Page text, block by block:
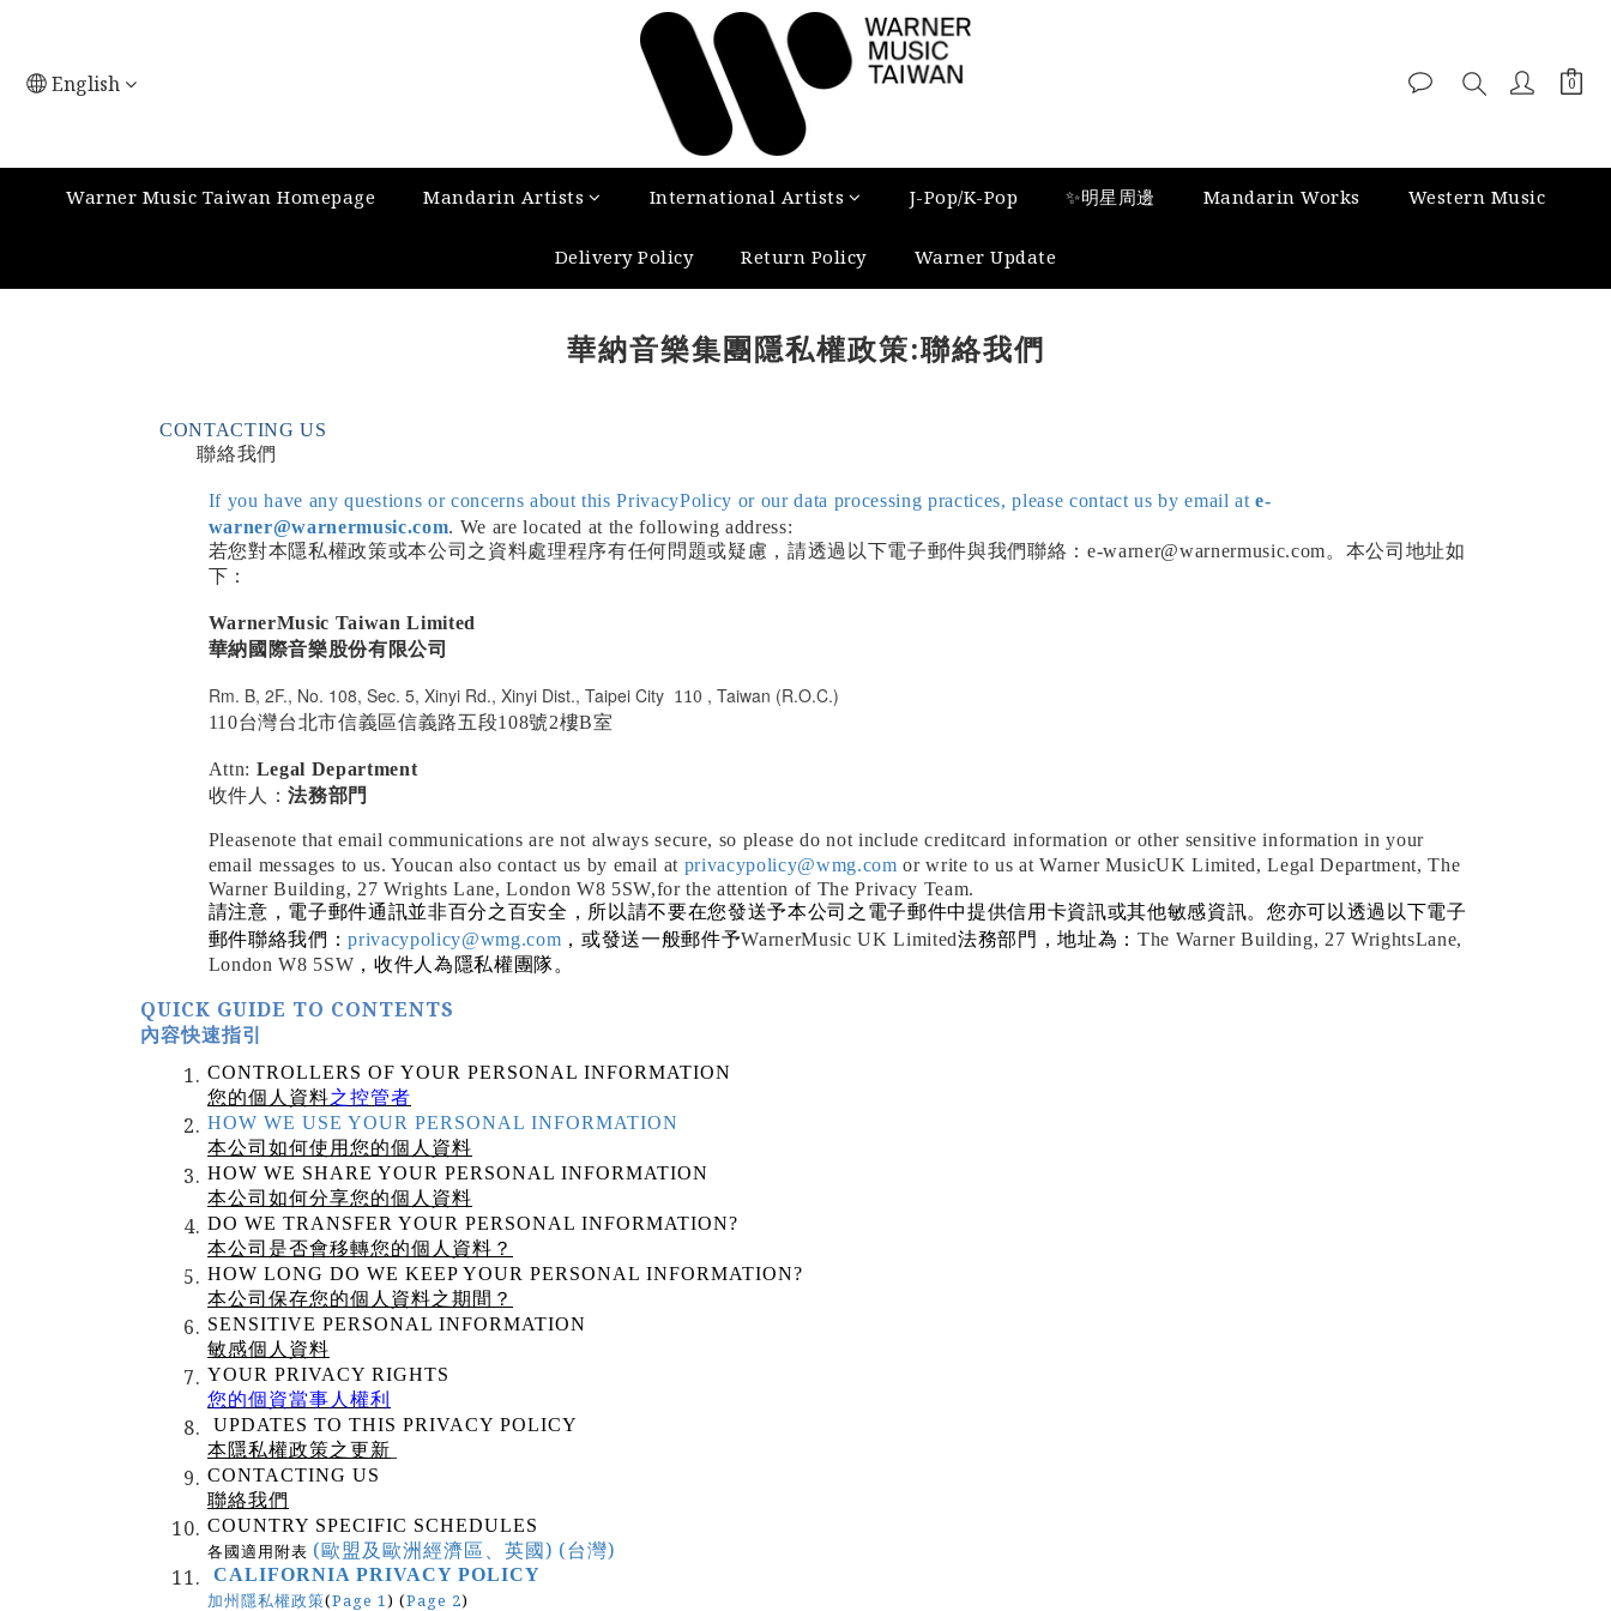
English
Warner Music Taiwan Homepage Mandarin Artists International Artists J-Pop/K-Pop ✨明星周邊 Mandarin Works Western Music
Delivery Policy Return Policy Warner Update
華納音樂集團隱私權政策:聯絡我們
CONTACTING US
聯絡我們
If you have any questions or concerns about this PrivacyPolicy or our data processing practices, please contact us by email ate-
warner@warnermusic.com. We are located at the following address:
若您對本隱私權政策或本公司之資料處理程序有任何問題或疑慮，請透過以下電子郵件與我們聯絡：e-warner@warnermusic.com。本公司地址如
下：
WarnerMusic Taiwan Limited
華納國際音樂股份有限公司
Rm. B, 2F., No. 108, Sec. 5, Xinyi Rd., Xinyi Dist., Taipei City 110 , Taiwan (R.O.C.)
110台灣台北市信義區信義路五段108號2樓B室
Attn: Legal Department
收件人
：法務部門
Pleasenote that email communications are not always secure, so please do not include creditcard information or other sensitive information in your
email messages to us. Youcan also contact us by email at privacypolicy@wmg.com or write to us at Warner MusicUK Limited, Legal Department, The
Warner Building, 27 Wrights Lane, London W8 5SW,for the attention of The Privacy Team.
請注意，電子郵件通訊並非百分之百安全，所以請不要在您發送予本公司之電子郵件中提供信用卡資訊或其他敏感資訊。您亦可以透過以下電子
郵件聯絡我們：privacypolicy@wmg.com ，或發送一般郵件予WarnerMusic UK Limited法務部門，地址為：The Warner Building, 27 WrightsLane,
London W8 5SW ，收件人為隱私權團隊。
QUICK GUIDE TO CONTENTS
內容快速指引
CONTROLLERS OF YOUR PERSONAL INFORMATION
您的個人資料之控管者
HOW WE USE YOUR PERSONAL INFORMATION
本公司如何使用您的個人資料
HOW WE SHARE YOUR PERSONAL INFORMATION
本公司如何分享您的個人資料
DO WE TRANSFER YOUR PERSONAL INFORMATION?
本公司是否會移轉您的個人資料？
HOW LONG DO WE KEEP YOUR PERSONAL INFORMATION?
本公司保存您的個人資料之期間？
SENSITIVE PERSONAL INFORMATION
敏感個人資料
YOUR PRIVACY RIGHTS
您的個資當事人權利
UPDATES TO THIS PRIVACY POLICY
本隱私權政策之更新
CONTACTING US
聯絡我們
COUNTRY SPECIFIC SCHEDULES
各國適用附表 (歐盟及歐洲經濟區、英國) (台灣)
CALIFORNIA PRIVACY POLICY
加州隱私權政策(Page 1) (Page 2)